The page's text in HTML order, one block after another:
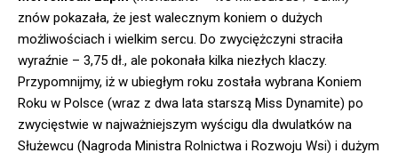
znów pokazała, że jest walecznym koniem o dużych
możliwościach i wielkim sercu. Do zwyciężczyni straciła
wyraźnie – 3,75 dł., ale pokonała kilka niezłych klaczy.
Przypomnijmy, iż w ubiegłym roku została wybrana Koniem
Roku w Polsce (wraz z dwa lata starszą Miss Dynamite) po
zwycięstwie w najważniejszym wyścigu dla dwulatków na
Służewcu (Nagroda Ministra Rolnictwa i Rozwoju Wsi) i dużym